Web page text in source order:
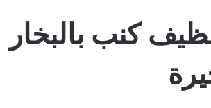
كنب بالبخار